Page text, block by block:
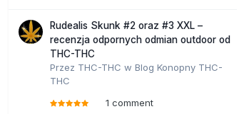
Rudealis Skunk #2 oraz #3 XXL –
recenzja odpornych odmian outdoor od
THC-THC
Przez THC-THC w Blog Konopny THC-
THC
1 comment